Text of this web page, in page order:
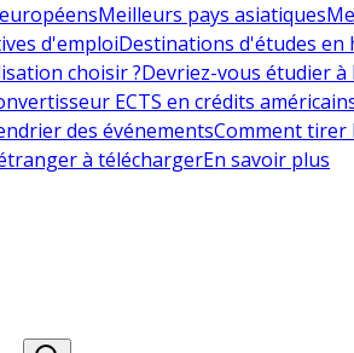
Meilleurs pays asiatiques
d'emploiDestinations d'études en
choisir ?Devriez-vous étudier à
ECTS en crédits
des événementsComment tirer
à téléchargerEn savoir plus